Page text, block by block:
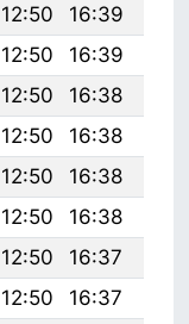
12:50 16:39
12:50 16:39
12:50 16:38
12:50 16:38
12:50 16:38
12:50 16:38
12:50 16:37
12:50 16:37